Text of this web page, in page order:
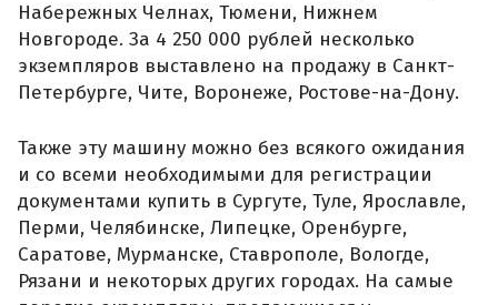
Набережных Челнах, Тюмени, Нижнем
Новгороде. За 4 250 000 рублей несколько
экземпляров выставлено на продажу в Санкт-
Петербурге, Чите, Воронеже, Ростове-на-Дону.
Также эту машину можно без всякого ожидания
и со всеми необходимыми для регистрации
документами купить в Сургуте, Туле, Ярославле,
Перми, Челябинске, Липецке, Оренбурге,
Саратове, Мурманске, Ставрополе, Вологде,
Рязани и некоторых других городах. На самые